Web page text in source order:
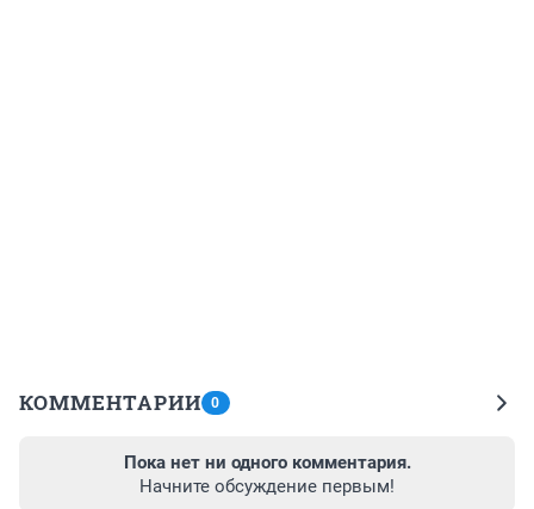
КОММЕНТАРИИ 0
Пока нет ни одного комментария.
Начните обсуждение первым!